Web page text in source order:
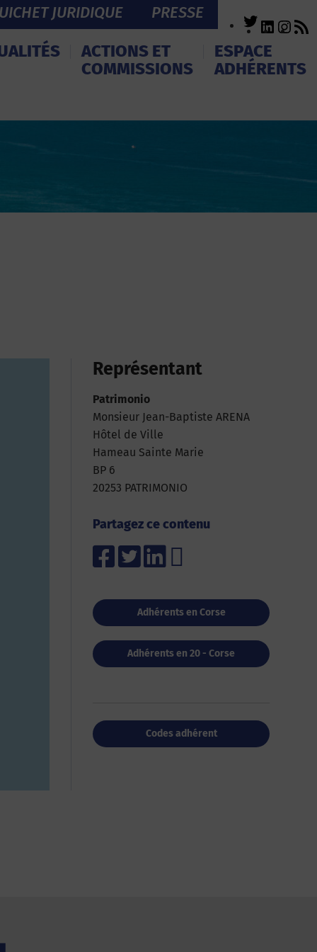
JURIDIQUE PRESSE Twitter
ACTIONS ET
COMMISSIONS
ESPACE
ADHÉRENTS
Représentant
Patrimonio
Monsieur Jean-Baptiste ARENA
Hôtel de Ville
Hameau Sainte Marie
BP 6
20253 PATRIMONIO
Partagez ce contenu
Adhérents en Corse
Adhérents en 20 - Corse
Codes adhérent